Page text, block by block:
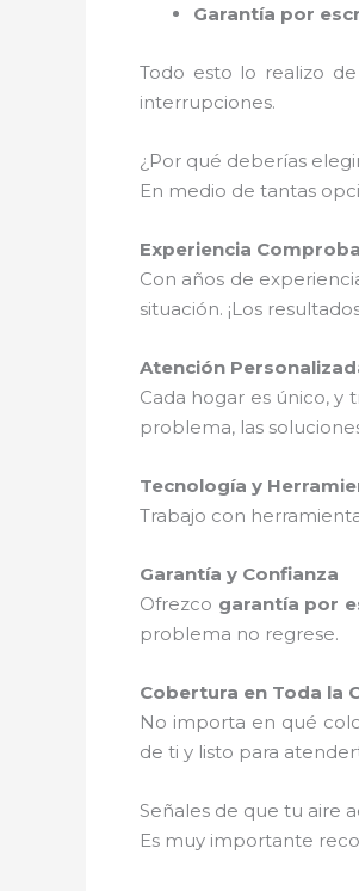
Garantía por
Todo esto lo realizo
interrupciones.
¿Por qué deberías
En medio de tantas
Experiencia
Con años de
situación. ¡Los
Atención
Cada hogar es único, y
problema, las
Tecnología y
Trabajo con
Garantía y Confianza
Ofrezco garantía por
problema no regrese.
Cobertura en Toda la
No importa en qué
de ti y listo para
Señales de que tu aire
Es muy importante